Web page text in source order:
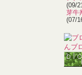
(09/
芽牛
(07/